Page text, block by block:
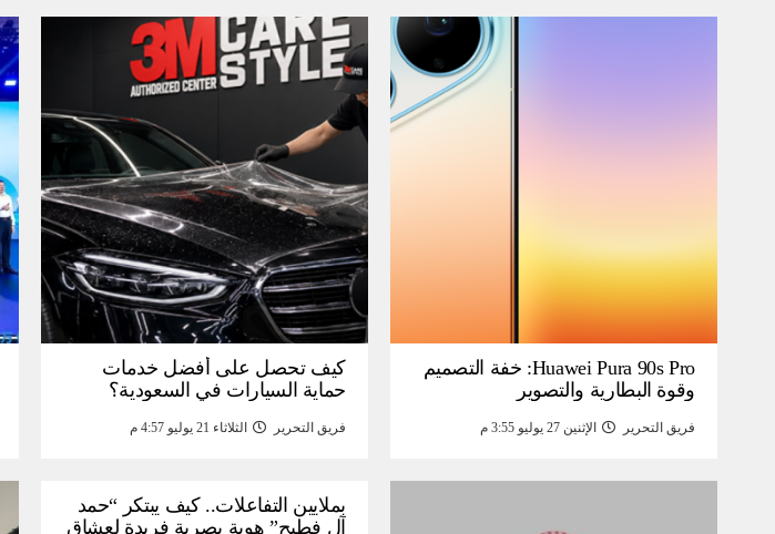
Huawei Pura 90s Pro: خفة التصميم
وقوة البطارية والتصوير
فريق التحرير الإثنين 27 يوليو 3:55 م
كيف تحصل على أفضل خدمات
حماية السيارات في السعودية؟
فريق التحرير الثلاثاء 21 يوليو 4:57 م
بملايين التفاعلات.. كيف يبتكر “حمد
آل فطيح” هوية بصرية فريدة لعشاق